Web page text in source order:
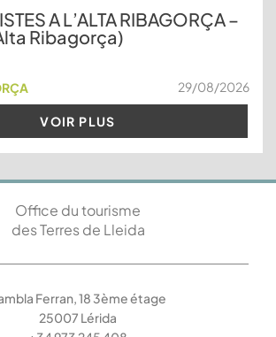
A L’ALTA RIBAGORÇA –
Ribagorça)
29/08/2026
VOIR PLUS
Office du tourisme
des Terres de Lleida
Ferran, 18 3ème étage
25007 Lérida